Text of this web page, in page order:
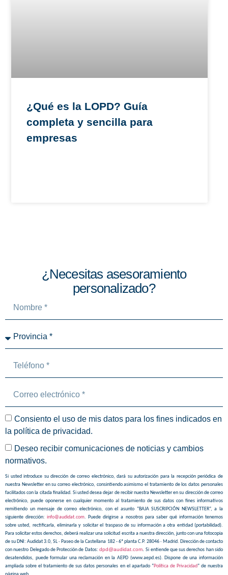
¿Qué es la LOPD? Guía
completa y sencilla para
empresas
¿Necesitas asesoramiento
personalizado?
Consiento el uso de mis datos para los fines indicados en
la política de privacidad.
Deseo recibir comunicaciones de noticias y cambios
normativos.
Si usted introduce su dirección de correo electrónico, dará su autorización para la recepción periódica de
nuestra Newsletter en su correo electrónico, consintiendo asimismo el tratamiento de los datos personales
facilitados con la citada finalidad. Si usted desea dejar de recibir nuestra Newsletter en su dirección de correo
electrónico, puede oponerse en cualquier momento al tratamiento de sus datos con fines informativos
remitiendo un mensaje de correo electrónico, con el asunto “BAJA SUSCRIPCIÓN NEWSLETTER”, a la
siguiente dirección:info@audidat.com. Puede dirigirse a nosotros para saber qué información tenemos
sobre usted, rectificarla, eliminarla y solicitar el traspaso de su información a otra entidad (portabilidad).
Para solicitar estos derechos, deberá realizar una solicitud escrita a nuestra dirección, junto con una fotocopia
de su DNI: Audidat 3.0, SL · Paseo de la Castellana 182 - 6ª planta C.P. 28046 · Madrid. Dirección de contacto
con nuestro Delegado de Protección de Datos: dpd@audidat.com.Si entiende que sus derechos han sido
desatendidos, puede formular una reclamación en la AEPD (www.aepd.es). Dispone de una información
ampliada sobre el tratamiento de sus datos personales en el apartado “Política de Privacidad” de nuestra